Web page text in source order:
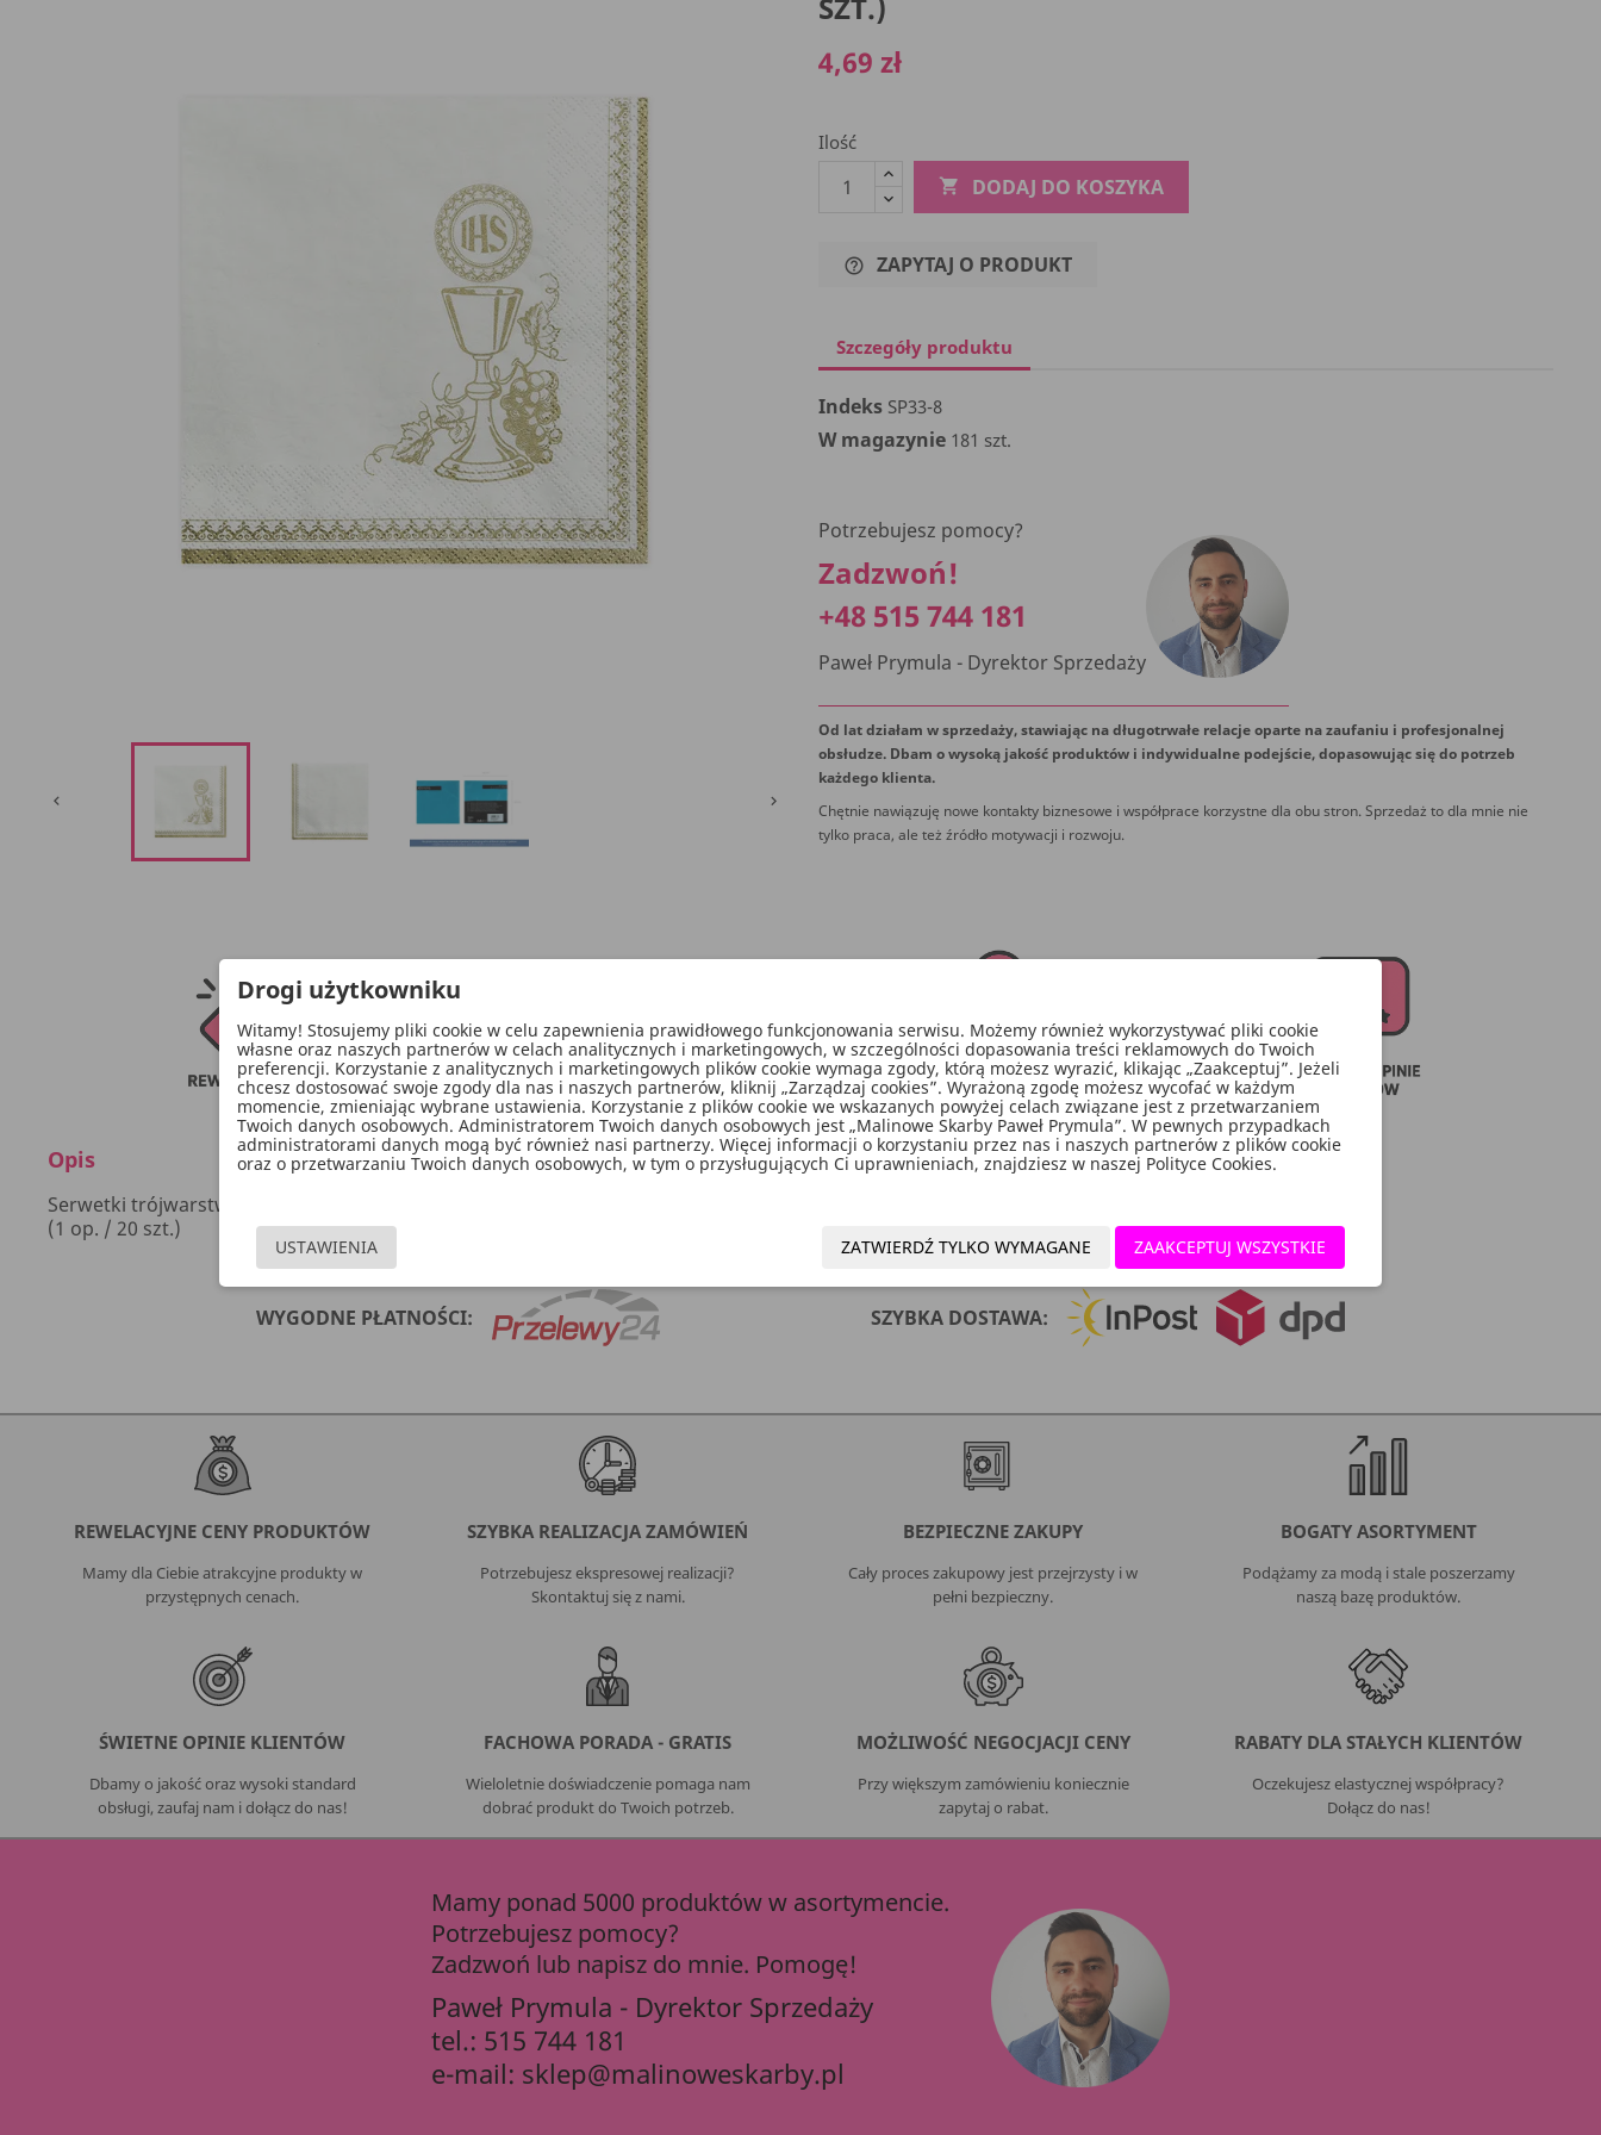
 
SZT.)
4,69 zł
Ilość
 DODAJ DO KOSZYKA
help_outline ZAPYTAJ O PRODUKT
Szczegóły produktu
Indeks SP33-8
W magazynie 181 szt.
Potrzebujesz pomocy?
Zadzwoń!
+48 515 744 181
Paweł Prymula - Dyrektor Sprzedaży
Od lat działam w sprzedaży, stawiając na długotrwałe relacje oparte na zaufaniu i profesjonalnej
obsłudze. Dbam o wysoką jakość produktów i indywidualne podejście, dopasowując się do potrzeb
każdego klienta.
Chętnie nawiązuję nowe kontakty biznesowe i współprace korzystne dla obu stron. Sprzedaż to dla mnie nie
tylko praca, ale też źródło motywacji i rozwoju.
Opis
Serwetki trójwarstwowe Kielich w kolorze białym ze złotym nadrukiem, wymiary 33x33 centymetry.
(1 op. / 20 szt.)
WYGODNE PŁATNOŚCI: SZYBKA DOSTAWA:
REWELACYJNE CENY PRODUKTÓW
Mamy dla Ciebie atrakcyjne produkty w
przystępnych cenach.
SZYBKA REALIZACJA ZAMÓWIEŃ
Potrzebujesz ekspresowej realizacji?
Skontaktuj się z nami.
BEZPIECZNE ZAKUPY
Cały proces zakupowy jest przejrzysty i w
pełni bezpieczny.
BOGATY ASORTYMENT
Podążamy za modą i stale poszerzamy
naszą bazę produktów.
ŚWIETNE OPINIE KLIENTÓW
Dbamy o jakość oraz wysoki standard
obsługi, zaufaj nam i dołącz do nas!
FACHOWA PORADA - GRATIS
Wieloletnie doświadczenie pomaga nam
dobrać produkt do Twoich potrzeb.
MOŻLIWOŚĆ NEGOCJACJI CENY
Przy większym zamówieniu koniecznie
zapytaj o rabat.
RABATY DLA STAŁYCH KLIENTÓW
Oczekujesz elastycznej współpracy?
Dołącz do nas!
Mamy ponad 5000 produktów w asortymencie.
Potrzebujesz pomocy?
Zadzwoń lub napisz do mnie. Pomogę!
Paweł Prymula - Dyrektor Sprzedaży
tel.: 515 744 181
e-mail: sklep@malinoweskarby.pl
Drogi użytkowniku
Witamy! Stosujemy pliki cookie w celu zapewnienia prawidłowego funkcjonowania serwisu. Możemy również wykorzystywać pliki cookie
własne oraz naszych partnerów w celach analitycznych i marketingowych, w szczególności dopasowania treści reklamowych do Twoich
preferencji. Korzystanie z analitycznych i marketingowych plików cookie wymaga zgody, którą możesz wyrazić, klikając „Zaakceptuj”. Jeżeli
chcesz dostosować swoje zgody dla nas i naszych partnerów, kliknij „Zarządzaj cookies”. Wyrażoną zgodę możesz wycofać w każdym
momencie, zmieniając wybrane ustawienia. Korzystanie z plików cookie we wskazanych powyżej celach związane jest z przetwarzaniem
Twoich danych osobowych. Administratorem Twoich danych osobowych jest „Malinowe Skarby Paweł Prymula”. W pewnych przypadkach
administratorami danych mogą być również nasi partnerzy. Więcej informacji o korzystaniu przez nas i naszych partnerów z plików cookie
oraz o przetwarzaniu Twoich danych osobowych, w tym o przysługujących Ci uprawnieniach, znajdziesz w naszej Polityce Cookies.
USTAWIENIA ZAAKCEPTUJ WSZYSTKIE
ZATWIERDŹ TYLKO WYMAGANE